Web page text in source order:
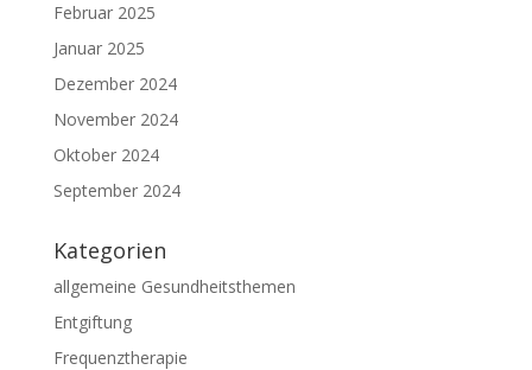
Februar 2025
Januar 2025
Dezember 2024
November 2024
Oktober 2024
September 2024
Kategorien
allgemeine Gesundheitsthemen
Entgiftung
Frequenztherapie